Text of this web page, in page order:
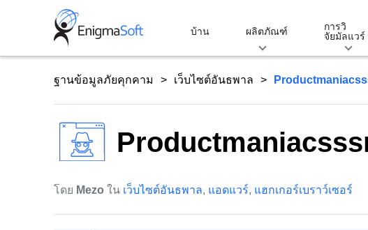
บ้าน ผลิตภัณฑ์
การวิ
จัยมัลแวร์
ฐานข้อมูลภัยคุกคาม เว็บไซต์อันธพาล
โดย Mezo ใน เว็บไซต์อันธพาล, แอดแวร์, แฮกเกอร์เบราว์เซอร์